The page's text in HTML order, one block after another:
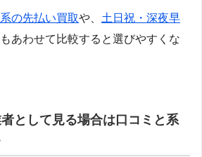
の先払い買取や、 土日祝・深夜早
もあわせて比較すると選びやすくな
として見る場合は口コミと系